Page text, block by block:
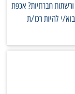
חברתיות? אכפת
להיות רכז/ת